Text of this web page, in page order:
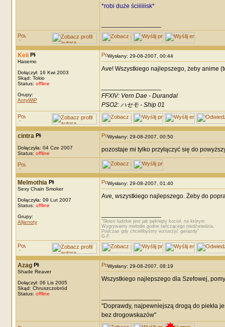
*robi duże ściiiiiisk*
Keii
Hasemo
Dołączył: 16 Kwi 2003
Skąd: Tokio
Status: offline
Grupy:
AntyWiP
Wysłany: 29-08-2007, 00:44
Ave! Wszystkiego najlepszego, żeby anime
FFXIV: Vern Dae - Durandal
PSO2: ハセモ - Ship 01
cintra
Dołączyła: 04 Cze 2007
Status: offline
Wysłany: 29-08-2007, 00:50
pozostaje mi tylko przyłączyć się do
Melmothia
Sexy Chain Smoker
Dołączyła: 09 Lut 2007
Status: offline
Grupy:
Alijenoty
Wysłany: 29-08-2007, 01:40
Ave, wszystkiego najlepszego. Żeby do
"Słowo ludzkie jest jak pęknięty kocioł, na którym
Wygrywamy melodie godne tańczącego niedźwiedzia,
Podczas gdy chcielibyśmy wzruszyć gwiazdy"
G.F.
Azag
Shade Reaver
Dołączył: 06 Lis 2005
Skąd: Chruszczobród
Status: offline
Wysłany: 29-08-2007, 08:19
Wszystkiego najlepszego dla Szefowej,
"Doprawdy, najpewniejszą drogą do piekła
bez drogowskazów"